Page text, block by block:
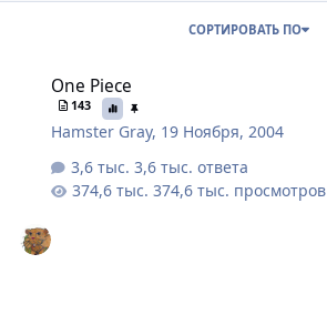
СОРТИРОВАТЬ ПО
One Piece
143
Hamster Gray, 19 Ноября, 2004
3,6 тыс. ответа
374,6 тыс. просмотров